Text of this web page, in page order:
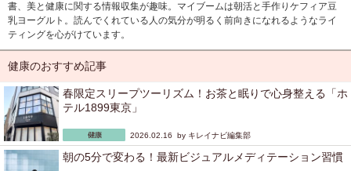
書、美と健康に関する情報収集が趣味。マイブームは朝活と手作りケフィア豆
乳ヨーグルト。読んでくれている人の気分が明るく前向きになれるようなライ
ティングを心がけています。
健康のおすすめ記事
春限定スリープツーリズム！お茶と眠りで心身整える「ホ
テル1899東京」
2026.02.16 by キレイナビ編集部
朝の5分で変わる！最新ビジュアルメディテーション習慣